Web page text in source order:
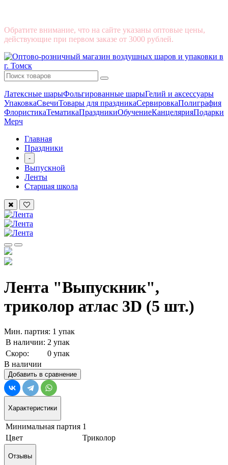
Обратите внимание, что на сайте указаны оптовые цены,
действующие при первом заказе от 3000 рублей.
Латексные шарыФольгированные шарыГелий и аксессуары
УпаковкаСвечиТовары для праздникаСервировкаПолиграфия
ФлористикаТематикаПраздникиОбучениеКанцелярияПодарки
Мерч
Главная
Праздники
-
Выпускной
Ленты
Старшая школа
Лента "Выпускник",
триколор атлас 3D (5 шт.)
Мин. партия: 1 упак
В наличии: 2 упак
Скоро:
0 упак
В наличии
Добавить в сравнение
Характеристики
Минимальная партия 1
Цвет
Триколор
Отзывы